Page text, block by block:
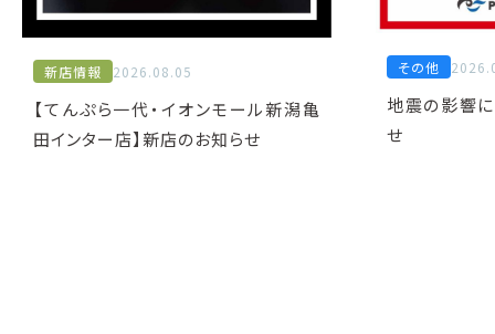
新店情報 2026.08.05
【てんぷら一代・イオンモール新潟亀
田インター店】新店のお知らせ
その他
地震の影響
せ